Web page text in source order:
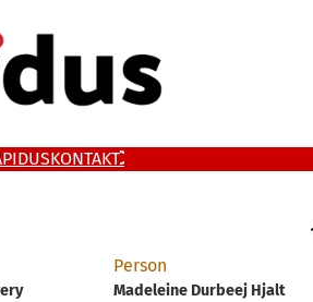
KONTAKT
Person
Madeleine Durbeej Hjalt